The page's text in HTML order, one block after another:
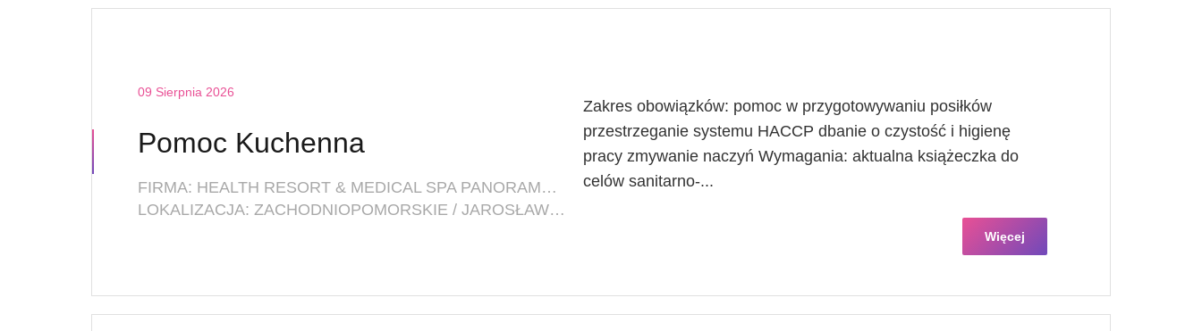
09 Sierpnia 2026
Pomoc Kuchenna
FIRMA: HEALTH RESORT & MEDICAL SPA PANORAMA MORSKA
LOKALIZACJA: ZACHODNIOPOMORSKIE / JAROSŁAWIEC (POW. SŁAWIEŃSKI, GM. POSTOMINO)
Zakres obowiązków: pomoc w przygotowywaniu posiłków
przestrzeganie systemu HACCP dbanie o czystość i higienę
pracy zmywanie naczyń Wymagania: aktualna książeczka do
celów sanitarno-...
Więcej